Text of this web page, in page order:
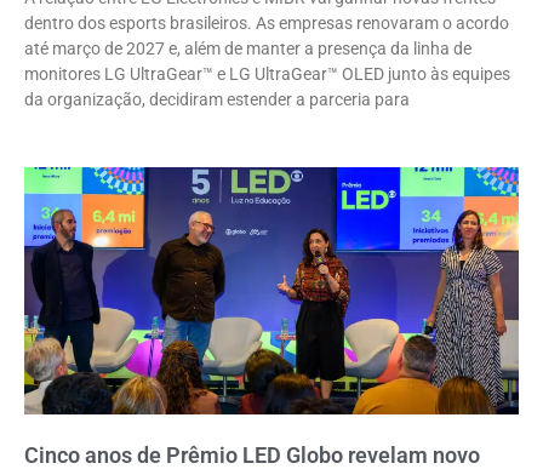
dentro dos esports brasileiros. As empresas renovaram o acordo
até março de 2027 e, além de manter a presença da linha de
monitores LG UltraGear™ e LG UltraGear™ OLED junto às equipes
da organização, decidiram estender a parceria para
Cinco anos de Prêmio LED Globo revelam novo